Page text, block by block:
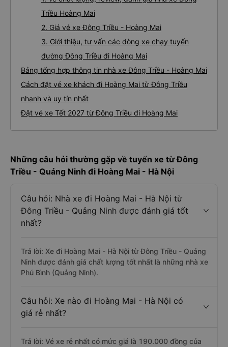
Triều Hoàng Mai
2. Giá vé xe Đông Triều - Hoàng Mai
3. Giới thiệu, tư vấn các dòng xe chạy tuyến
đường Đông Triều đi Hoàng Mai
Bảng tổng hợp thông tin nhà xe Đông Triều - Hoàng Mai
Cách đặt vé xe khách đi Hoàng Mai từ Đông Triều
nhanh và uy tín nhất
Đặt vé xe Tết 2027 từ Đông Triều đi Hoàng Mai
Những câu hỏi thường gặp về tuyến xe từ Đông
Triều - Quảng Ninh đi Hoàng Mai - Hà Nội
Câu hỏi: Nhà xe đi Hoàng Mai - Hà Nội từ
Đông Triều - Quảng Ninh được đánh giá tốt
nhất?
Trả lời: Xe đi Hoàng Mai - Hà Nội từ Đông Triều - Quảng
Ninh được đánh giá chất lượng tốt nhất là những nhà xe
Phú Bình (Quảng Ninh).
Câu hỏi: Xe nào đi Hoàng Mai - Hà Nội có
giá rẻ nhất?
Trả lời: Vé xe rẻ nhất có mức giá là 190.000 đồng của